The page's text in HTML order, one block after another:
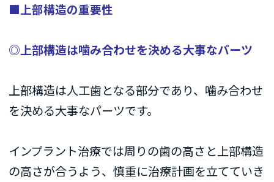
■上部構造の重要性
◎上部構造は噛み合わせを決める大事なパーツ
上部構造は人工歯となる部分であり、噛み合わせ
を決める大事なパーツです。
インプラント治療では周りの歯の高さと上部構造
の高さが合うよう、慎重に治療計画を立てていき